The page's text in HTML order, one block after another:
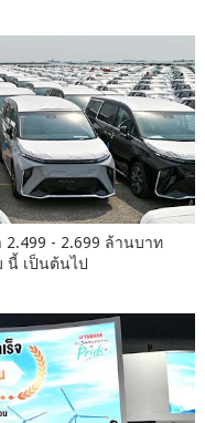
2.499 - 2.699 ล้านบาท
นี้ เป็นต้นไป